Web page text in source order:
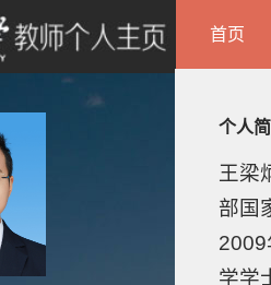
首页
个人
王梁
部国
2009
学学